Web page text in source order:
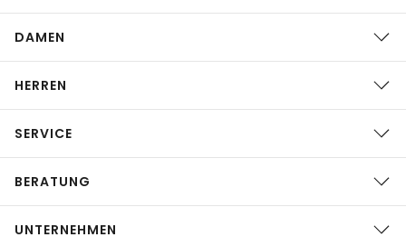
DAMEN
HERREN
SERVICE
BERATUNG
UNTERNEHMEN